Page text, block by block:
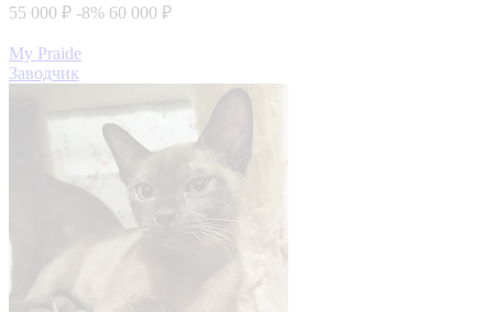
55 000 ₽ -8% 60 000 ₽
My Praide
Заводчик